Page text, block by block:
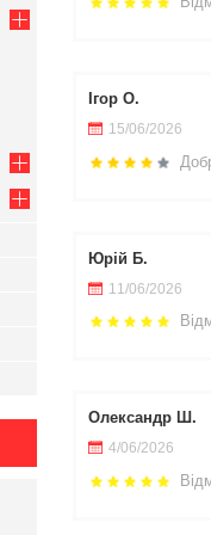
Ігор О.
15/06/2026
Юрій Б.
11/06/2026
Олександр Ш.
4/06/2026